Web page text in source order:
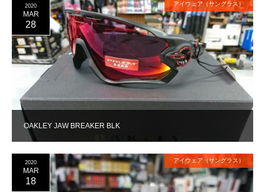
OAKLEY JAW BREAKER BLK
2020
MAR
28
アイウェア（サングラス）
2020
MAR
18
アイウェア（サングラス）